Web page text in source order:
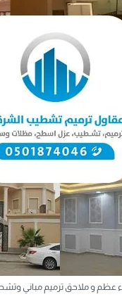
عظم و ملاحق ترميم مباني